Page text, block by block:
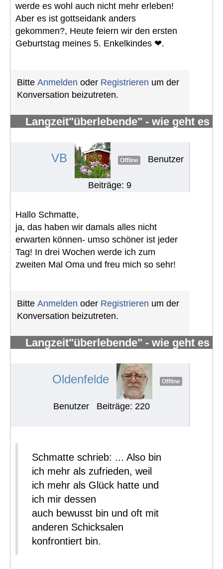
werde es wohl auch nicht mehr erleben!
Aber es ist gottseidank anders
gekommen?, Heute feiern wir den ersten
Geburtstag meines 5. Enkelkindes ❤.
Bitte Anmelden oder Registrieren um der
Konversation beizutreten.
Langzeit"überlebende" - wie geht es
VB Offline Benutzer
Beiträge: 9
Hallo Schmatte,
ja, das haben wir damals alles nicht
erwarten können- umso schöner ist jeder
Tag! In drei Wochen werde ich zum
zweiten Mal Oma und freu mich so sehr!
Bitte Anmelden oder Registrieren um der
Konversation beizutreten.
Langzeit"überlebende" - wie geht es
Oldenfelde Offline
Benutzer Beiträge: 220
Schmatte schrieb: ... Also bin
ich mehr als zufrieden, weil
ich mehr als Glück hatte und
ich mir dessen
auch bewusst bin und oft mit
anderen Schicksalen
konfrontiert bin.